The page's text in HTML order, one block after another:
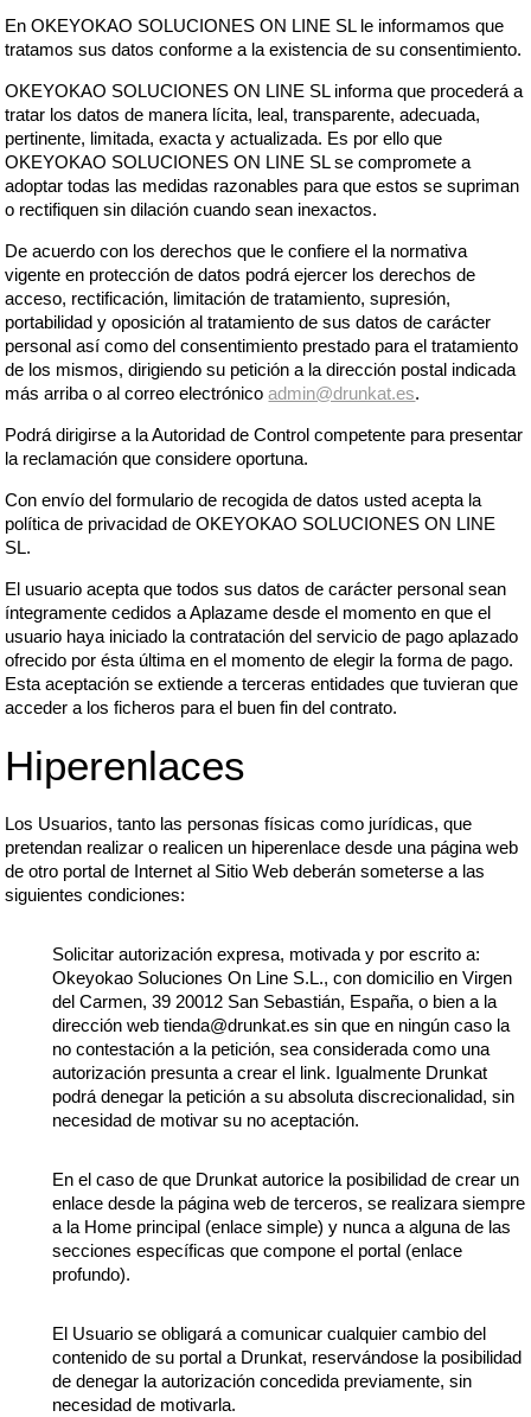
En OKEYOKAO SOLUCIONES ON LINE SL le informamos que
tratamos sus datos conforme a la existencia de su consentimiento.
OKEYOKAO SOLUCIONES ON LINE SL informa que procederá a
tratar los datos de manera lícita, leal, transparente, adecuada,
pertinente, limitada, exacta y actualizada. Es por ello que
OKEYOKAO SOLUCIONES ON LINE SL se compromete a
adoptar todas las medidas razonables para que estos se supriman
o rectifiquen sin dilación cuando sean inexactos.
De acuerdo con los derechos que le confiere el la normativa
vigente en protección de datos podrá ejercer los derechos de
acceso, rectificación, limitación de tratamiento, supresión,
portabilidad y oposición al tratamiento de sus datos de carácter
personal así como del consentimiento prestado para el tratamiento
de los mismos, dirigiendo su petición a la dirección postal indicada
más arriba o al correo electrónicoadmin@drunkat.es.
Podrá dirigirse a la Autoridad de Control competente para presentar
la reclamación que considere oportuna.
Con envío del formulario de recogida de datos usted acepta la
política de privacidad de OKEYOKAO SOLUCIONES ON LINE
SL.
El usuario acepta que todos sus datos de carácter personal sean
íntegramente cedidos a Aplazame desde el momento en que el
usuario haya iniciado la contratación del servicio de pago aplazado
ofrecido por ésta última en el momento de elegir la forma de pago.
Esta aceptación se extiende a terceras entidades que tuvieran que
acceder a los ficheros para el buen fin del contrato.
Hiperenlaces
Los Usuarios, tanto las personas físicas como jurídicas, que
pretendan realizar o realicen un hiperenlace desde una página web
de otro portal de Internet al Sitio Web deberán someterse a las
siguientes condiciones:
Solicitar autorización expresa, motivada y por escrito a:
Okeyokao Soluciones On Line S.L., con domicilio en Virgen
del Carmen, 39 20012 San Sebastián, España, o bien a la
dirección web tienda@drunkat.es sin que en ningún caso la
no contestación a la petición, sea considerada como una
autorización presunta a crear el link. Igualmente Drunkat
podrá denegar la petición a su absoluta discrecionalidad, sin
necesidad de motivar su no aceptación.
En el caso de que Drunkat autorice la posibilidad de crear un
enlace desde la página web de terceros, se realizara siempre
a la Home principal (enlace simple) y nunca a alguna de las
secciones específicas que compone el portal (enlace
profundo).
El Usuario se obligará a comunicar cualquier cambio del
contenido de su portal a Drunkat, reservándose la posibilidad
de denegar la autorización concedida previamente, sin
necesidad de motivarla.